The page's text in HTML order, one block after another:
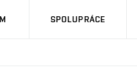
SPOLUPRÁCE